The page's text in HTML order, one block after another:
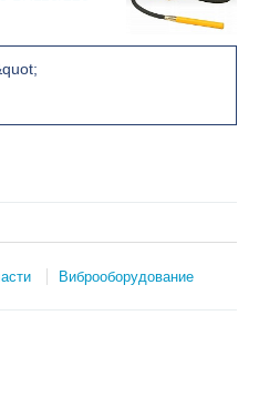
Виброоборудование